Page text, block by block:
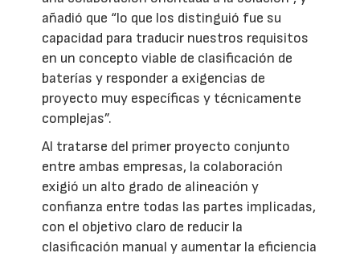
añadió que “lo que los distinguió fue su
capacidad para traducir nuestros requisitos
en un concepto viable de clasificación de
baterías y responder a exigencias de
proyecto muy específicas y técnicamente
complejas”.
Al tratarse del primer proyecto conjunto
entre ambas empresas, la colaboración
exigió un alto grado de alineación y
confianza entre todas las partes implicadas,
con el objetivo claro de reducir la
clasificación manual y aumentar la eficiencia